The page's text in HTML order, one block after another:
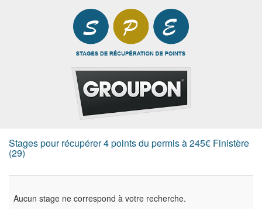
Stages pour récupérer 4 points du permis à 245€ Finistère
(29)
Aucun stage ne correspond à votre recherche.